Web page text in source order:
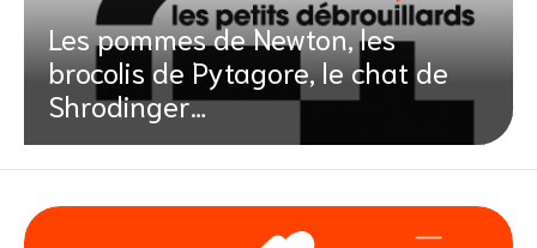
Les pommes de Newton, les
brocolis de Pytagore, le chat de
Shrodinger…